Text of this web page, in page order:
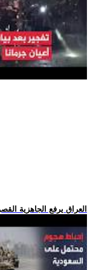
.. العراق يرفع الجاهزية